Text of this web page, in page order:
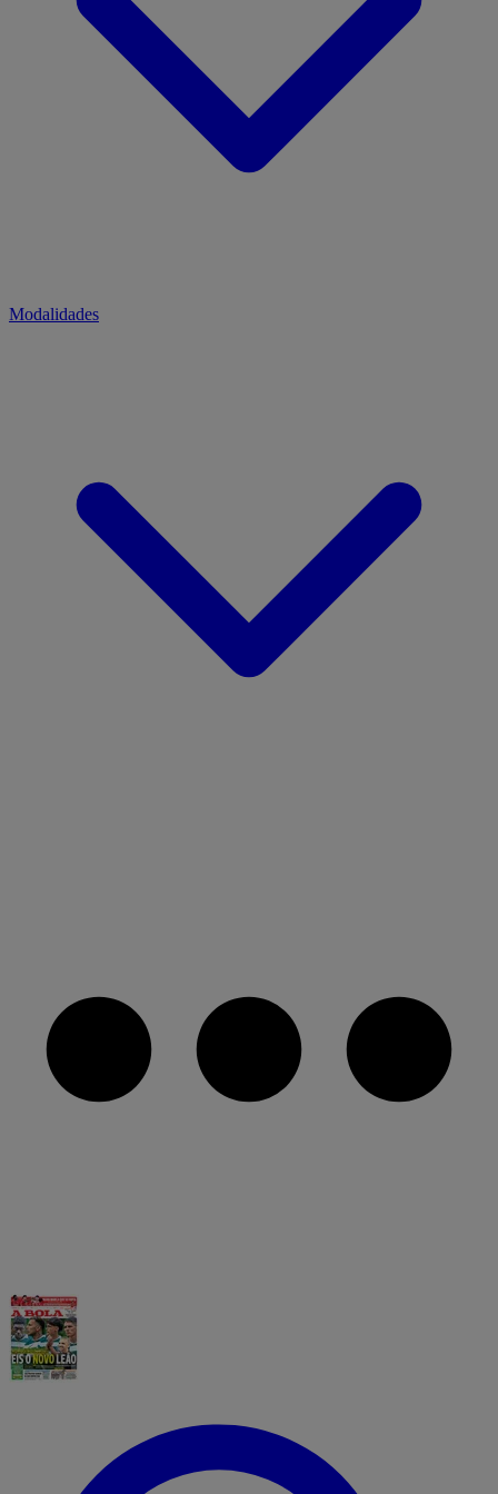
Modalidades